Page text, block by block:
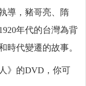
導，豬哥亮、隋
年代的台灣為背
時代變遷的故事。
》的DVD，你可